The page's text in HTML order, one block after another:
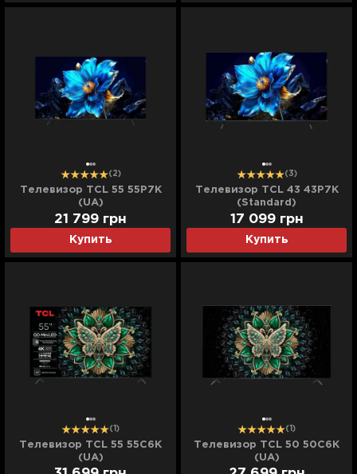
(2)
Телевизор TCL 55 55P7K
(UA)
Купить
21 799 грн
(3)
Телевизор TCL 43 43P7K
(Standard)
Купить
17 099 грн
(1)
Телевизор TCL 55 55C6K
(UA)
(1)
Телевизор TCL 50 50C6K
(UA)